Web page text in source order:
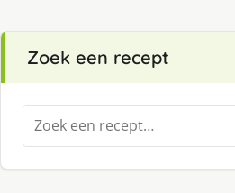
Zoek een recept
Zoeken
naar: